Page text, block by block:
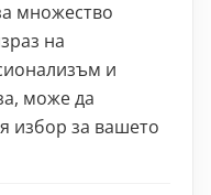
множество
на
и
може да
избор за вашето